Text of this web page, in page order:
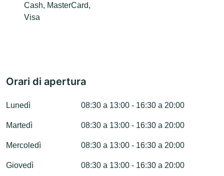
Cash, MasterCard,
Visa
Orari di apertura
Lunedì 08:30 a 13:00 - 16:30 a 20:00
Martedì 08:30 a 13:00 - 16:30 a 20:00
Mercoledì 08:30 a 13:00 - 16:30 a 20:00
Giovedì 08:30 a 13:00 - 16:30 a 20:00